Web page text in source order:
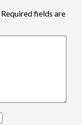
Required fields are